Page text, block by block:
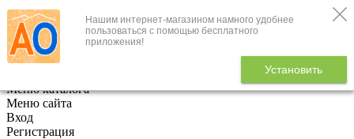
Нашим интернет-магазином намного удобнее
пользоваться с помощью бесплатного
приложения!
Установить
+7 (495) 646-888-1
В корзине
Меню каталога
Меню сайта
Вход
Регистрация